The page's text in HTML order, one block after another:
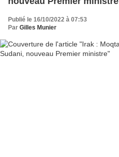
Publié le 16/10/2022 à 07:53
Par Gilles Munier